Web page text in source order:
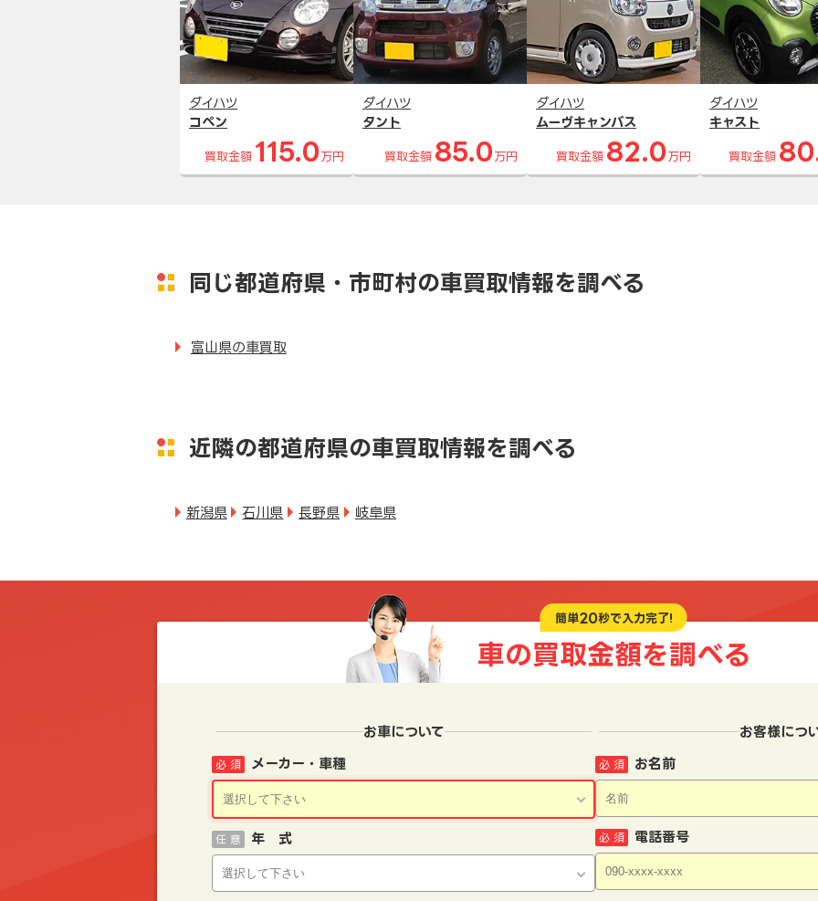
ダイハツ
コペン
買取金額 115.0 万円
ダイハツ
タント
買取金額 85.0 万円
ダイハツ
ムーヴキャンバス
買取金額 82.0 万円
ダイハツ
キャスト
買取金額
同じ都道府県・市町村の車買取情報を調べる
富山県の車買取
近隣の都道府県の車買取情報を調べる
新潟県 石川県 長野県 岐阜県
簡単20秒で入力完了!
車の買取金額を調べる
お車について
メーカー・車種
必 須
年 式
任 意
お客様につ
お名前
必 須
電話番号
必 須